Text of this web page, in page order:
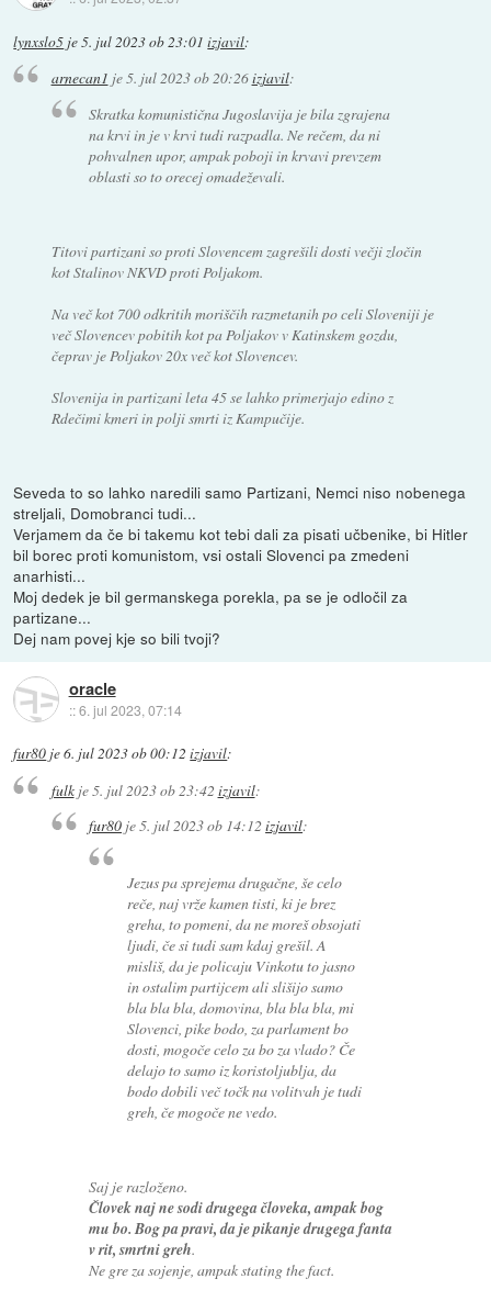
lynxslo5 je5. jul 2023 ob 23:01 izjavil:
arnecan1 je5. jul 2023 ob 20:26izjavil:
Skratka komunistična Jugoslavija je bila zgrajena
na krvi in je v krvi tudi razpadla. Ne rečem, da ni
pohvalnen upor, ampak poboji in krvavi prevzem
oblasti so to orecej omadeževali.
Titovi partizani so proti Slovencem zagrešili dosti večji zločin
kot Stalinov NKVD proti Poljakom.
Na več kot 700 odkritih moriščih razmetanih po celi Sloveniji je
več Slovencev pobitih kot pa Poljakov v Katinskem gozdu,
čeprav je Poljakov 20x več kot Slovencev.
Slovenija in partizani leta 45 se lahko primerjajo edino z
Rdečimi kmeri in polji smrti iz Kampučije.
Seveda to so lahko naredili samo Partizani, Nemci niso nobenega
streljali, Domobranci tudi...
Verjamem da če bi takemu kot tebi dali za pisati učbenike, bi Hitler
bil borec proti komunistom, vsi ostali Slovenci pa zmedeni
anarhisti...
Moj dedek je bil germanskega porekla, pa se je odločil za
partizane...
Dej nam povej kje so bili tvoji?
oracle
::6. jul 2023, 07:14
fur80 je6. jul 2023 ob 00:12 izjavil:
fulkje5. jul 2023 ob 23:42 izjavil:
fur80 je5. jul 2023 ob 14:12izjavil:
Jezus pa sprejema drugačne, še celo
reče, naj vrže kamen tisti, ki je brez
greha, to pomeni, da ne moreš obsojati
ljudi, če si tudi sam kdaj grešil. A
misliš, da je policaju Vinkotu to jasno
in ostalim partijcem ali slišijo samo
bla bla bla, domovina, bla bla bla, mi
Slovenci, pike bodo, za parlament bo
dosti, mogoče celo za bo za vlado? Če
delajo to samo iz koristoljublja, da
bodo dobili več točk na volitvah je tudi
greh, če mogoče ne vedo.
Saj je razloženo.
Človek naj ne sodi drugega človeka, ampak bog
mu bo. Bog pa pravi, da je pikanje drugega fanta
v rit, smrtni greh.
Ne gre za sojenje, ampak stating the fact.